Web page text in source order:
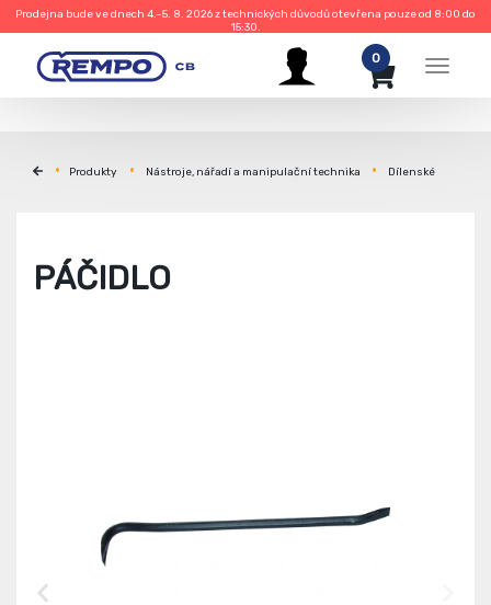
Prodejna bude ve dnech 4.–5. 8. 2026 z technických důvodů otevřena pouze od 8:00 do
15:30.
Menu
0
Produkty Nástroje, nářadí a manipulační technika Dílenské
PÁČIDLO